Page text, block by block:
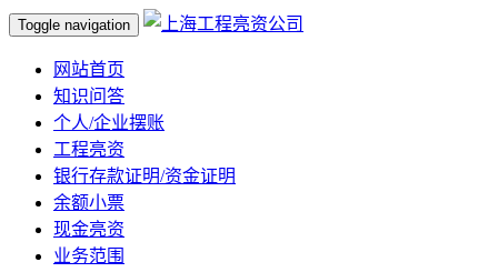
Toggle navigation
网站首页
知识问答
个人/企业摆账
工程亮资
银行存款证明/资金证明
余额小票
现金亮资
业务范围